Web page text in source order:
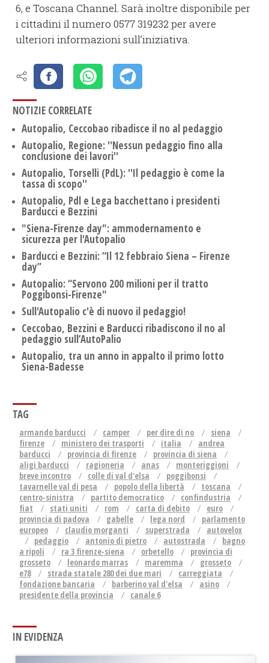
6, e Toscana Channel. Sarà inoltre disponibile per
i cittadini il numero 0577 319232 per avere
ulteriori informazioni sull’iniziativa.
NOTIZIE CORRELATE
Autopalio, Ceccobao ribadisce il no al pedaggio
Autopalio, Regione: ''Nessun pedaggio fino alla
conclusione dei lavori''
Autopalio, Torselli (PdL): ''Il pedaggio è come la
tassa di scopo''
Autopalio, Pdl e Lega bacchettano i presidenti
Barducci e Bezzini
"Siena-Firenze day": ammodernamento e
sicurezza per l'Autopalio
Barducci e Bezzini: “Il 12 febbraio Siena – Firenze
day”
Autopalio: “Servono 200 milioni per il tratto
Poggibonsi-Firenze"
Sull'Autopalio c'è di nuovo il pedaggio!
Ceccobao, Bezzini e Barducci ribadiscono il no al
pedaggio sull’AutoPalio
Autopalio, tra un anno in appalto il primo lotto
Siena-Badesse
TAG
armando barducci camper per dire di no
siena
firenze
ministero dei trasporti italia
andrea
barducci
provincia di firenze
provincia di siena
aligi barducci
ragioneria anas
monteriggioni
breve incontro
colle di val d'elsa
poggibonsi
tavarnelle val di pesa
popolo della libertà
toscana
centro-sinistra
partito democratico
confindustria
fiat
stati uniti rom carta di debito
euro
provincia di padova
gabelle lega nord
parlamento
europeo
claudio morganti superstrada
autovelox
pedaggio
antonio di pietro autostrada
bagno
a ripoli
ra 3 firenze-siena orbetello
provincia di
grosseto
leonardo marras maremma
grosseto
e78
strada statale 280 dei due mari
carreggiata
fondazione bancaria
barberino val d'elsa
asino
presidente della provincia
canale 6
IN EVIDENZA